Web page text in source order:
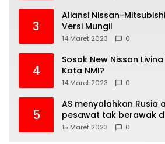
3
Aliansi Nissan-
Versi Mungil
14 Maret 2023 0
4
Sosok New Nissan
Kata NMI?
14 Maret 2023 0
5
AS menyalahkan Rusia
pesawat tak berawak
Moskow menyangkal
15 Maret 2023 0